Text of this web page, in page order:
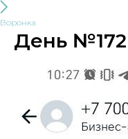
Воронка
День №172